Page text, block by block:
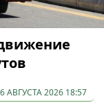
АВГУСТА 2026 18:57